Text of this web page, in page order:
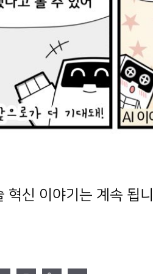
혁신 이야기는 계속 됩